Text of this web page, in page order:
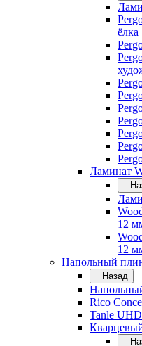
ёлка
Ламинат
12
12
Напольный
Назад
Rico
Tanle